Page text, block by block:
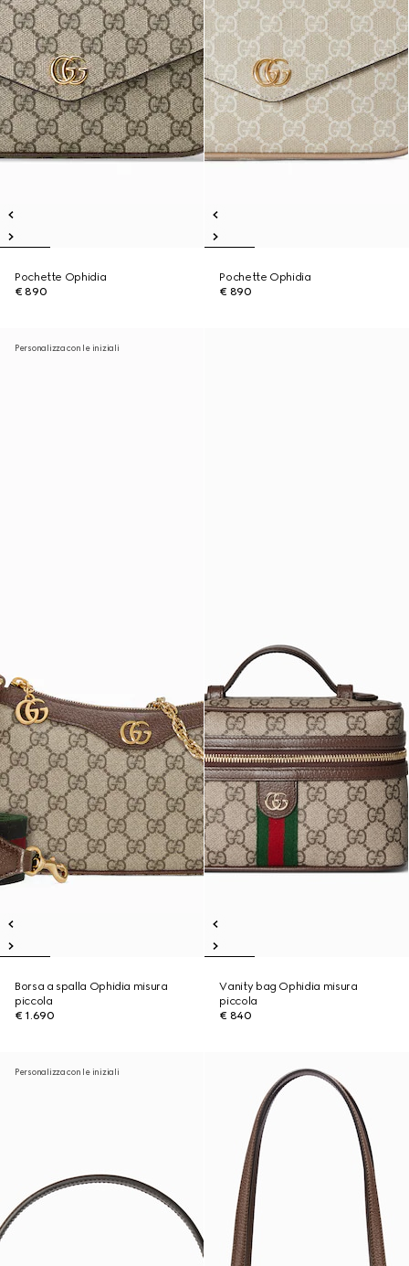
Pochette Ophidia
€ 890
Pochette Ophidia
€ 890
Personalizza con le iniziali
Borsa a spalla Ophidia misura
piccola
€ 1.690
Vanity bag Ophidia misura
piccola
€ 840
Personalizza con le iniziali